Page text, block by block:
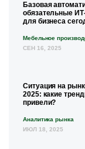
Базовая
обязательные
для бизнеса
Мебельное
СЕН 16, 2025
Ситуация на
2025: какие
привели?
Аналитика рынка
ИЮЛ 18, 2025